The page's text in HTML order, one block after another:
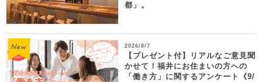
都」。
2026/8/7
【プレゼント付】リアルなご意見聞
かせて！福井にお住まいの方への
「働き方」に関するアンケート《9/